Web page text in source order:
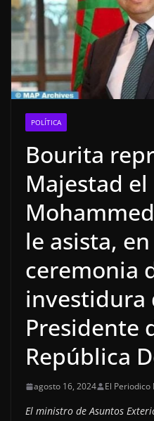
POLÍTICA
Bourita
Majestad el
le asista,
ceremonia
investidura
Presidente
República
agosto 16, 2024 El
El ministro de Asuntos